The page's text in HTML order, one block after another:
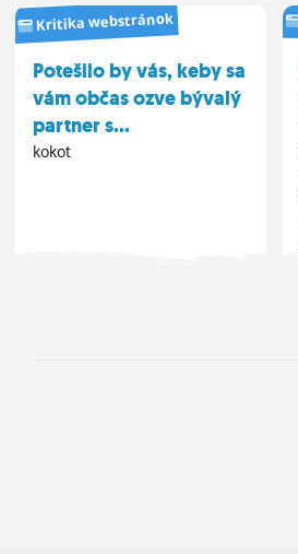
Kritika webstránok
Potešilo by vás, keby sa
vám občas ozve bývalý
partner s...
kokot